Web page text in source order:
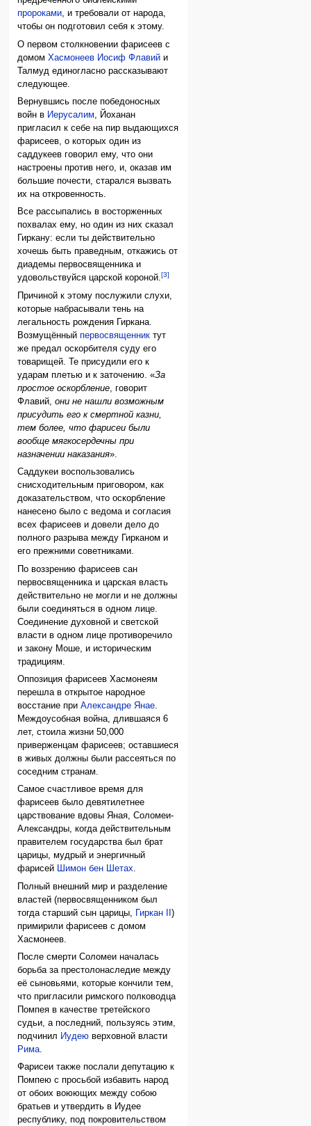
пророками, и требовали от народа,
чтобы он подготовил себя к этому.
О первом столкновении фарисеев с
домомХасмонеев Иосиф Флавий и
Талмуд единогласно рассказывают
следующее.
Вернувшись после победоносных
войн в Иерусалим, Йоханан
пригласил к себе на пир выдающихся
фарисеев, о которых один из
саддукеев говорил ему, что они
настроены против него, и, оказав им
большие почести, старался вызвать
их на откровенность.
Все рассыпались в восторженных
похвалах ему, но один из них сказал
Гиркану: если ты действительно
хочешь быть праведным, откажись от
диадемы первосвященника и
удовольствуйся царской короной.[3]
Причиной к этому послужили слухи,
которые набрасывали тень на
легальность рождения Гиркана.
Возмущённыйпервосвященник тут
же предал оскорбителя суду его
товарищей. Те присудили его к
ударам плетью и к заточению. «За
простое оскорбление, говорит
Флавий,они не нашли возможным
присудить его к смертной казни,
тем более, что фарисеи были
вообще мягкосердечны при
назначении наказания».
Саддукеи воспользовались
снисходительным приговором, как
доказательством, что оскорбление
нанесено было с ведома и согласия
всех фарисеев и довели дело до
полного разрыва между Гирканом и
его прежними советниками.
По воззрению фарисеев сан
первосвященника и царская власть
действительно не могли и не должны
были соединяться в одном лице.
Соединение духовной и светской
власти в одном лице противоречило
и закону Моше, и историческим
традициям.
Оппозиция фарисеев Хасмонеям
перешла в открытое народное
восстание приАлександре Янае.
Междоусобная война, длившаяся 6
лет, стоила жизни 50,000
приверженцам фарисеев; оставшиеся
в живых должны были рассеяться по
соседним странам.
Самое счастливое время для
фарисеев было девятилетнее
царствование вдовы Яная, Соломеи-
Александры, когда действительным
правителем государства был брат
царицы, мудрый и энергичный
фарисей Шимон бен Шетах.
Полный внешний мир и разделение
властей (первосвященником был
тогда старший сын царицы,
Гиркан II)
примирили фарисеев с домом
Хасмонеев.
После смерти Соломеи началась
борьба за престолонаследие между
её сыновьями, которые кончили тем,
что пригласили римского полководца
Помпея в качестве третейского
судьи, а последний, пользуясь этим,
подчинил Иудею верховной власти
Рима.
Фарисеи также послали депутацию к
Помпею с просьбой избавить народ
от обоих воюющих между собою
братьев и утвердить в Иудее
республику, под покровительством